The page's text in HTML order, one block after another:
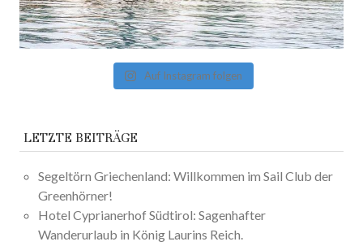
Auf Instagram folgen
LETZTE BEITRÄGE
Segeltörn Griechenland: Willkommen im Sail Club der
Greenhörner!
Hotel Cyprianerhof Südtirol: Sagenhafter
Wanderurlaub in König Laurins Reich.